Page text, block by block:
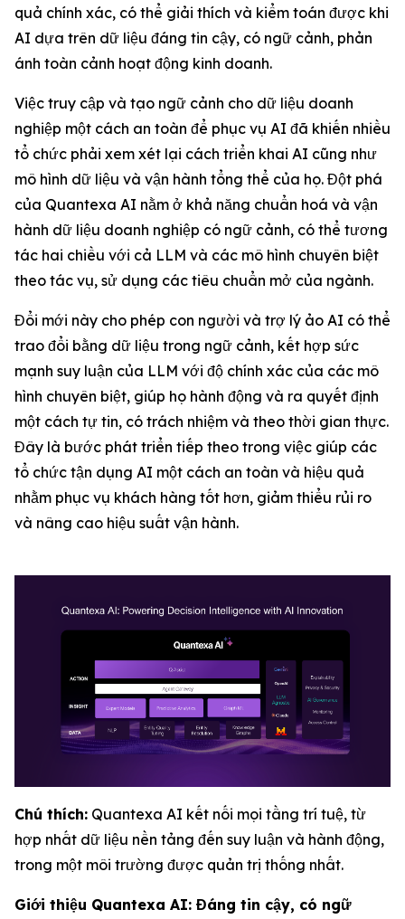
quả chính xác, có thể giải thích và kiểm toán được khi
AI dựa trên dữ liệu đáng tin cậy, có ngữ cảnh, phản
ánh toàn cảnh hoạt động kinh doanh.
Việc truy cập và tạo ngữ cảnh cho dữ liệu doanh
nghiệp một cách an toàn để phục vụ AI đã khiến nhiều
tổ chức phải xem xét lại cách triển khai AI cũng như
mô hình dữ liệu và vận hành tổng thể của họ. Đột phá
của Quantexa AI nằm ở khả năng chuẩn hoá và vận
hành dữ liệu doanh nghiệp có ngữ cảnh, có thể tương
tác hai chiều với cả LLM và các mô hình chuyên biệt
theo tác vụ, sử dụng các tiêu chuẩn mở của ngành.
Đổi mới này cho phép con người và trợ lý ảo AI có thể
trao đổi bằng dữ liệu trong ngữ cảnh, kết hợp sức
mạnh suy luận của LLM với độ chính xác của các mô
hình chuyên biệt, giúp họ hành động và ra quyết định
một cách tự tin, có trách nhiệm và theo thời gian thực.
Đây là bước phát triển tiếp theo trong việc giúp các
tổ chức tận dụng AI một cách an toàn và hiệu quả
nhằm phục vụ khách hàng tốt hơn, giảm thiểu rủi ro
và nâng cao hiệu suất vận hành.
Chú thích: Quantexa AI kết nối mọi tầng trí tuệ, từ
hợp nhất dữ liệu nền tảng đến suy luận và hành động,
trong một môi trường được quản trị thống nhất.
Giới thiệu Quantexa AI: Đáng tin cậy, có ngữ